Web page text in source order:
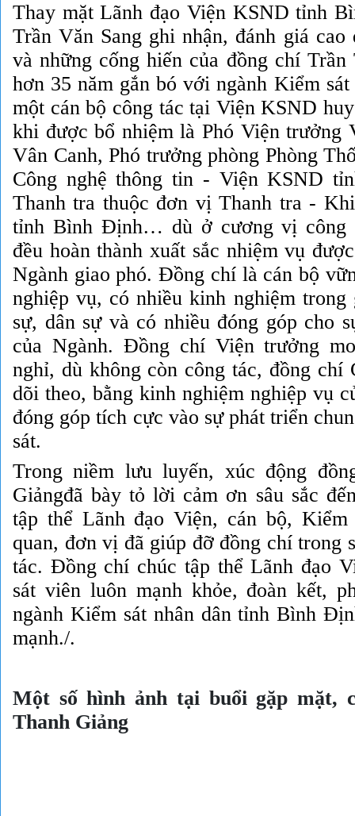
Thay mặt Lãnh đạo Viện KSND tỉnh
Trần Văn Sang ghi nhận, đánh giá
và những cống hiến của đồng chí Trần
hơn 35 năm gắn bó với ngành Kiểm
một cán bộ công tác tại Viện KSND
khi được bổ nhiệm là Phó Viện trưởng
Vân Canh, Phó trưởng phòng Phòng
Công nghệ thông tin - Viện KSND
Thanh tra thuộc đơn vị Thanh tra -
tỉnh Bình Định… dù ở cương vị công
đều hoàn thành xuất sắc nhiệm vụ
Ngành giao phó. Đồng chí là cán bộ
nghiệp vụ, có nhiều kinh nghiệm
sự, dân sự và có nhiều đóng góp cho
của Ngành. Đồng chí Viện trưởng
nghỉ, dù không còn công tác, đồng chí
dõi theo, bằng kinh nghiệm nghiệp vụ
đóng góp tích cực vào sự phát triển
sát.
Trong niềm lưu luyến, xúc động
Giảngđã bày tỏ lời cảm ơn sâu sắc
tập thể Lãnh đạo Viện, cán bộ,
quan, đơn vị đã giúp đỡ đồng chí trong
tác. Đồng chí chúc tập thể Lãnh đạo
sát viên luôn mạnh khỏe, đoàn kết,
ngành Kiểm sát nhân dân tỉnh Bình
mạnh./.
Một số hình ảnh tại buổi gặp mặt,
Thanh Giảng